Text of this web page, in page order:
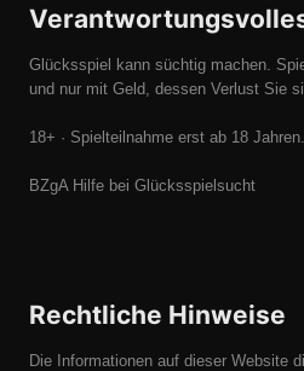
Glücksspiel kann süchtig machen.
und nur mit Geld, dessen Verlust Sie
18+ · Spielteilnahme erst ab 18 Jahren.
BZgA Hilfe bei Glücksspielsucht
Rechtliche Hinweise
Die Informationen auf dieser Website